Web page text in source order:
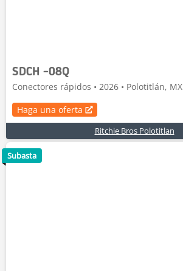
SDCH -08Q
Conectores rápidos • 2026 • Polotitlán, MX
Haga una oferta
Ritchie Bros Polotitlan
Subasta